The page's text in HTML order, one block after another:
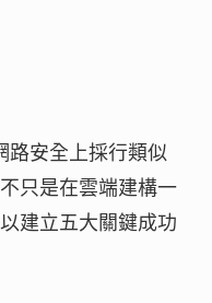
路安全上採行類似
只是在雲端建構一
建立五大關鍵成功